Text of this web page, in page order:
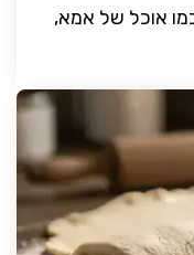
אוכל של אמא,